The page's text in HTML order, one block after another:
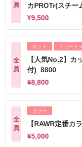
員
カPROTr(スチー
¥9,500
全
員
カット トリート
【人気No.2】カ
付)_8800
¥8,800
全
員
カラー
【RAWR定番カ
¥5,000